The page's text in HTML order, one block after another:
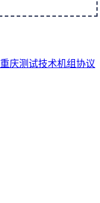
重庆测试技术机组协议